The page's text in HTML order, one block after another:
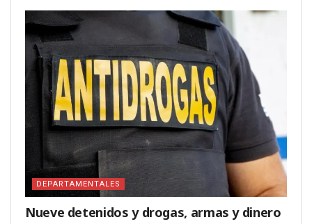
DEPARTAMENTALES
Nueve detenidos y drogas, armas y dinero